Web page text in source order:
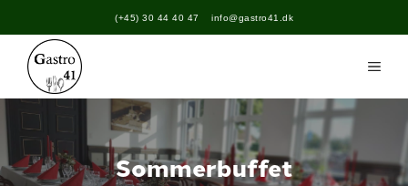
til
indhold
(+45) 30 44 40 47 info@gastro41.dk
Sommerbuffet